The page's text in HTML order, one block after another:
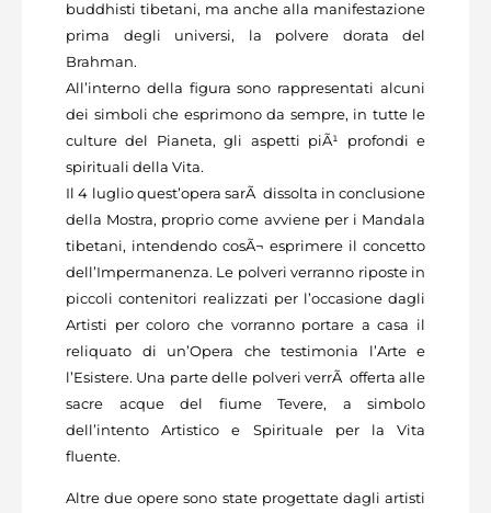
buddhisti tibetani, ma anche alla manifestazione
prima degli universi, la polvere dorata del
Brahman.
All’interno della figura sono rappresentati alcuni
dei simboli che esprimono da sempre, in tutte le
culture del Pianeta, gli aspetti piÃ¹ profondi e
spirituali della Vita.
Il 4 luglio quest’opera sarÃ dissolta in conclusione
della Mostra, proprio come avviene per i Mandala
tibetani, intendendo cosÃ¬ esprimere il concetto
dell’Impermanenza. Le polveri verranno riposte in
piccoli contenitori realizzati per l’occasione dagli
Artisti per coloro che vorranno portare a casa il
reliquato di un’Opera che testimonia l’Arte e
l’Esistere. Una parte delle polveri verrÃ offerta alle
sacre acque del fiume Tevere, a simbolo
dell’intento Artistico e Spirituale per la Vita
fluente.
Altre due opere sono state progettate dagli artisti